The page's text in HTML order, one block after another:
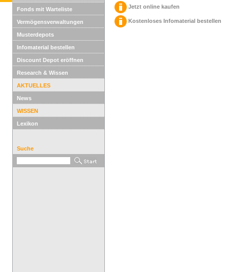
Fonds mit Warteliste
Vermögensverwaltungen
Musterdepots
Infomaterial bestellen
Discount Depot eröffnen
Research & Wissen
AKTUELLES
News
WISSEN
Lexikon
Suche
Jetzt online kaufen
Kostenloses Infomaterial bestellen